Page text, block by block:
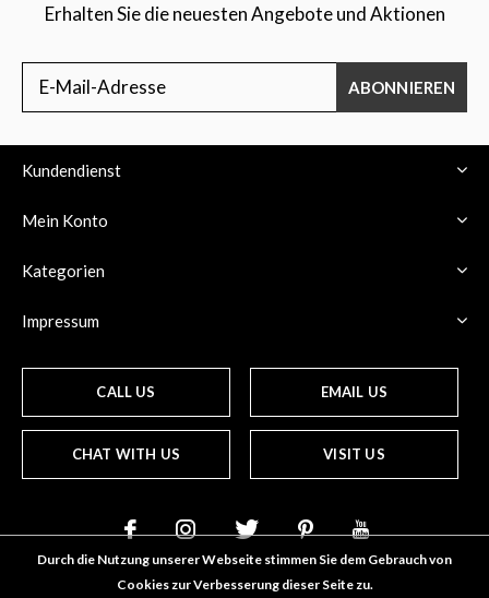
Erhalten Sie die neuesten Angebote und Aktionen
ABONNIEREN
Kundendienst
Mein Konto
Kategorien
Impressum
CALL US EMAIL US
CHAT WITH US VISIT US
Durch die Nutzung unserer Webseite stimmen Sie dem Gebrauch von
Cookies zur Verbesserung dieser Seite zu.